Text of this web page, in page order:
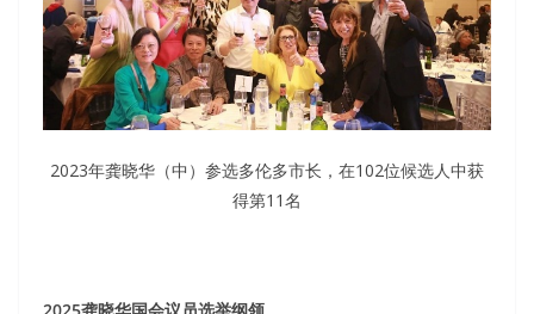
2023年龚晓华（中）参选多伦多市长，在102位候选人中获
得第11名
2025龚晓华国会议员选举纲领